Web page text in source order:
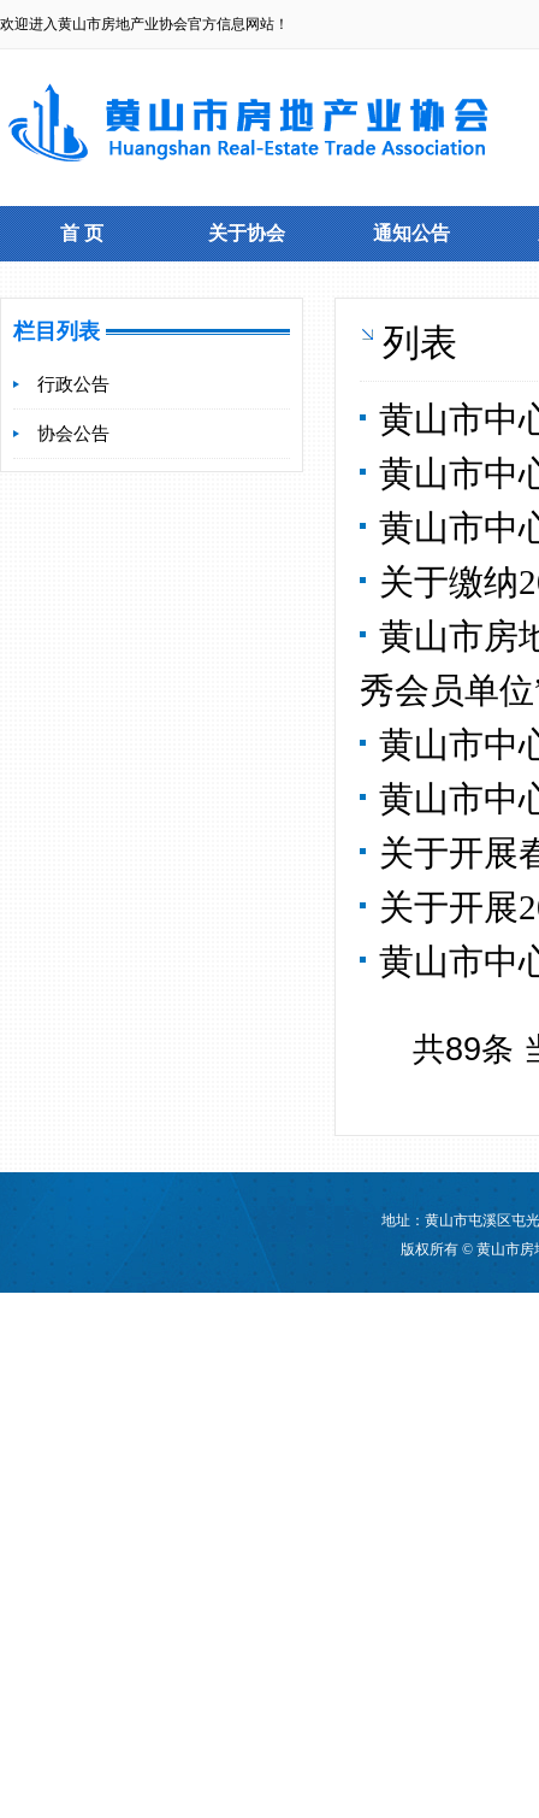
欢迎进入黄山市房地产业协会官方信息网站！
首 页 关于协会 通知公告
栏目列表
行政公告
协会公告
列表
黄山市中
黄山市中
黄山市中
关于缴纳
黄山市房
秀会员单
黄山市中
黄山市中
关于开展
关于开展
黄山市中
共89条
地址：黄山市屯溪区屯
版权所有 © 黄山市房